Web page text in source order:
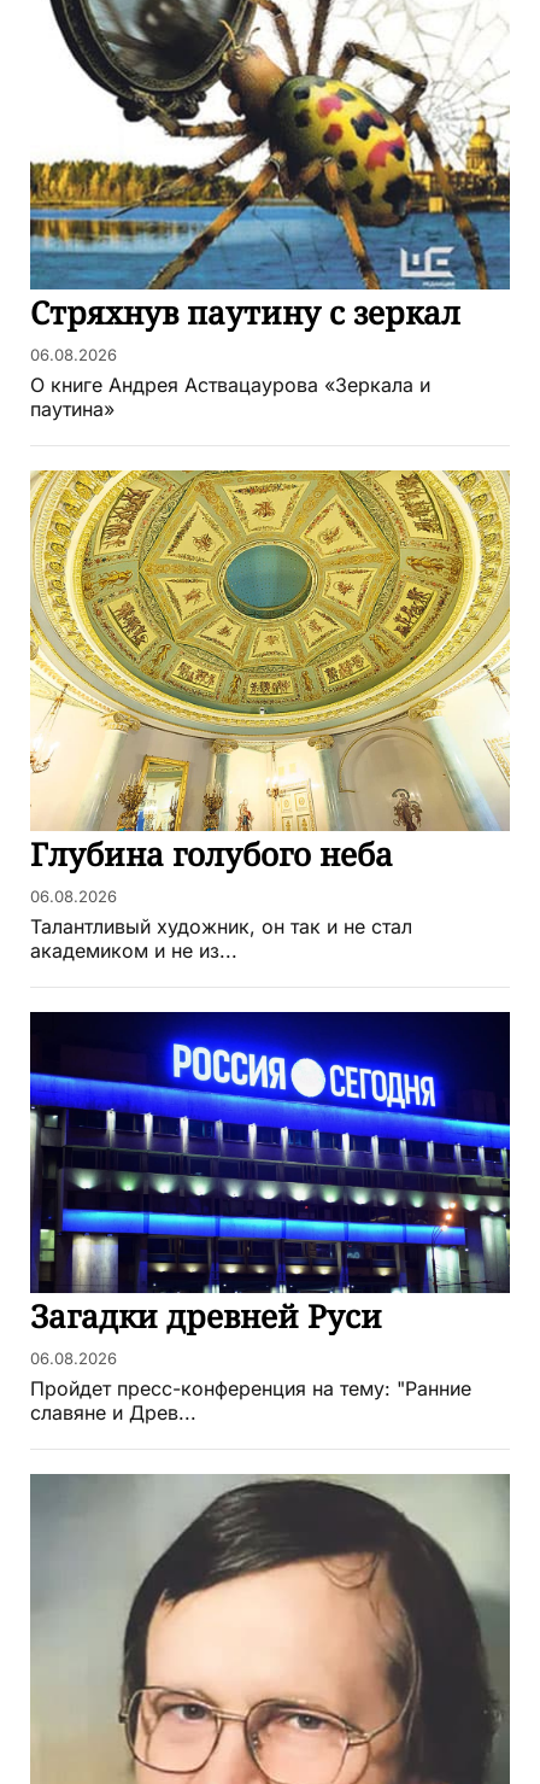
Стряхнув паутину с зеркал
06.08.2026
О книге Андрея Аствацаурова «Зеркала и
паутина»
Глубина голубого неба
06.08.2026
Талантливый художник, он так и не стал
академиком и не из...
Загадки древней Руси
06.08.2026
Пройдет пресс-конференция на тему: "Ранние
славяне и Древ...